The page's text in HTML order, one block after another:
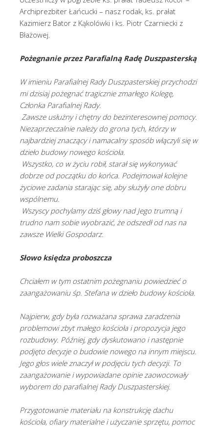
Archiprezbiter Łańcucki – nasz rodak, ks. prałat
Kazimierz Bator z Kąkolówki i ks. Piotr Czarniecki z
Błażowej.
Pożegnanie przez Parafialną Radę Duszpasterską
W imieniu Parafialnej Rady Duszpasterskiej przychodzi
mi dzisiaj pożegnać tragicznie zmarłego Kolegę,
Członka Parafialnej Rady.
Zawsze usłużny i chętny do bezinteresownej pomocy.
Niezaprzeczalnie należy do grona tych, którzy w
najbardziej znaczący i namacalny sposób włączyli się w
dzieło budowy nowego kościoła.
Wszystko, co w życiu robił, starał się wykonywać
dobrze od początku do końca. Podejmował kolejne
życiowe zadania starając się, aby służyły one dobru
wspólnemu.
Wszyscy pochylamy dziś głowy nad Jego trumną i
trudno nam sobie wyobrazić, że odszedł od nas na
zawsze Wielki Gospodarz.
Słowo księdza proboszcza
Chciałem w tym ostatnim pożegnaniu powiedzieć o
zaangażowaniu śp. Stefana w dzieło budowy kościoła.
Najpierw, gdy była rozważana sprawa zaradzenia
problemowi zbyt małego kościoła i propozycja jego
rozbudowy. Później, gdy dyskutowano i następnie
podjęto decyzje o budowie nowego na innym miejscu.
Jego głos wiele znaczył w podjęciu tych decyzji. To
zaangażowanie i wypowiadane opinie zaowocowały
wyborem do parafialnej Rady Duszpasterskiej.
Przygotowanie materiału na konstrukcję dachu
kościoła, ofiary materialne i użyczanie sprzętu, pomoc